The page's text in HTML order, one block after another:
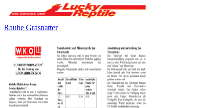
Rauhe Grasnatter